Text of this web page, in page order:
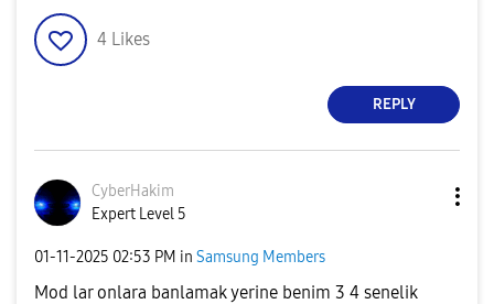
4 Likes
REPLY
CyberHakim
Expert Level 5
‎01-11-2025 02:53 PM in Samsung Members
Mod lar onlara banlamak yerine benim 3 4 senelik